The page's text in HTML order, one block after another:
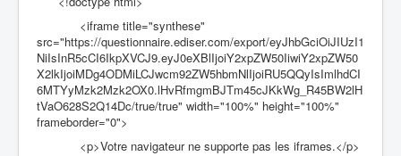
<iframe title="synthese"
src="https://questionnaire.ediser.com/export/eyJhbGciOiJIUzI1
NiIsInR5cCI6IkpXVCJ9.eyJ0eXBlIjoiY2xpZW50IiwiY2xpZW50
X2lkIjoiMDg4ODMiLCJwcm92ZW5hbmNlIjoiRU5QQyIsImlhdCI
6MTYyMzk2Mzk2OX0.lHvRfmgmBJTm45cJKkWg_R45BW2lH
tVaO628S2Q14Dc/true/true" width="100%" height="100%"
frameborder="0">
<p>Votre navigateur ne supporte pas les iframes.</p>